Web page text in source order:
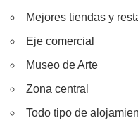
Mejores tiendas y
Eje comercial
Museo de Arte
Zona central
Todo tipo de